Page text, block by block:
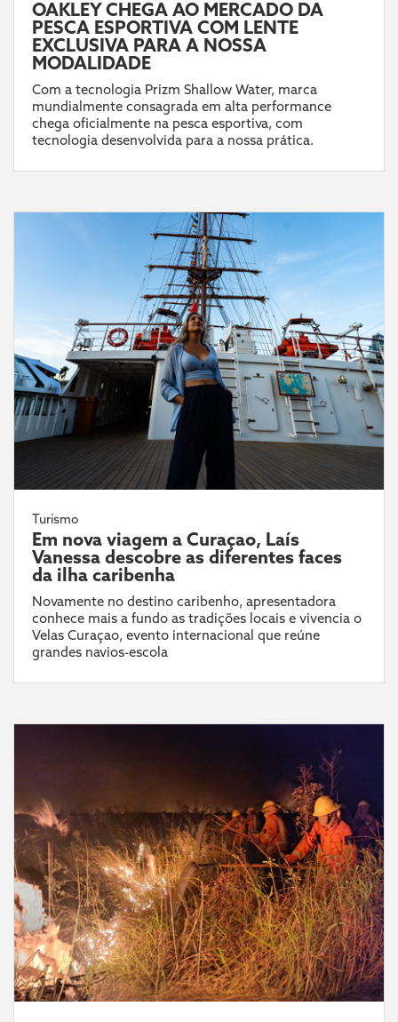
OAKLEY CHEGA AO MERCADO DA
PESCA ESPORTIVA COM LENTE
EXCLUSIVA PARA A NOSSA
MODALIDADE
Com a tecnologia Prizm Shallow Water, marca
mundialmente consagrada em alta performance
chega oficialmente na pesca esportiva, com
tecnologia desenvolvida para a nossa prática.
Turismo
Em nova viagem a Curaçao, Laís
Vanessa descobre as diferentes faces
da ilha caribenha
Novamente no destino caribenho, apresentadora
conhece mais a fundo as tradições locais e vivencia o
Velas Curaçao, evento internacional que reúne
grandes navios-escola